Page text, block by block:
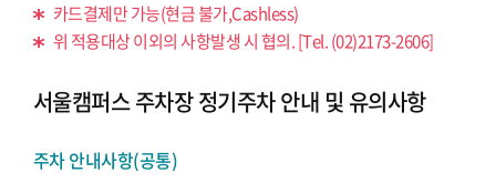
카드결제만 가능(현금 불가,Cashless)
위 적용대상 이외의 사항발생 시 협의. [Tel. (02)2173-2606]
서울캠퍼스 주차장 정기주차 안내 및 유의사항
주차 안내사항(공통)